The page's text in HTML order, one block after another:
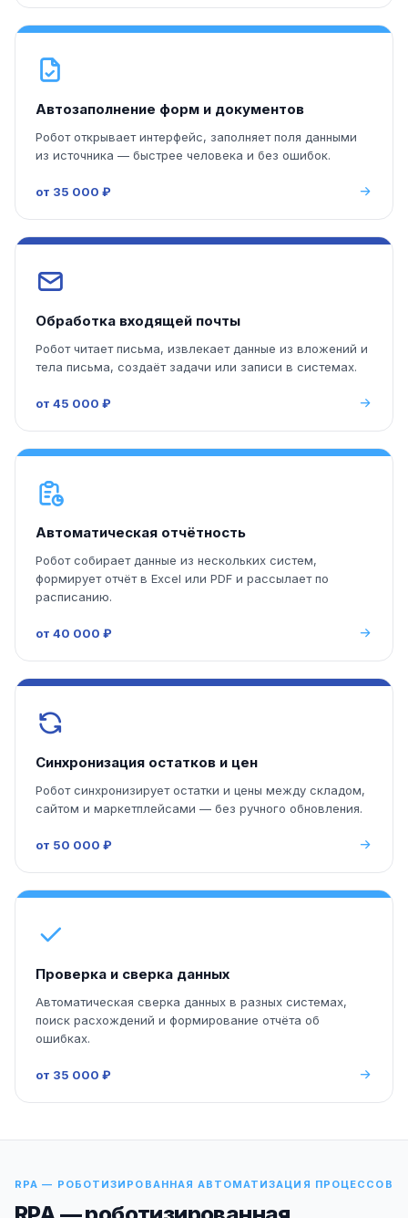
Автозаполнение форм и документов
Робот открывает интерфейс, заполняет поля данными
из источника — быстрее человека и без ошибок.
от 35 000 ₽
Обработка входящей почты
Робот читает письма, извлекает данные из вложений и
тела письма, создаёт задачи или записи в системах.
от 45 000 ₽
Автоматическая отчётность
Робот собирает данные из нескольких систем,
формирует отчёт в Excel или PDF и рассылает по
расписанию.
от 40 000 ₽
Синхронизация остатков и цен
Робот синхронизирует остатки и цены между складом,
сайтом и маркетплейсами — без ручного обновления.
от 50 000 ₽
Проверка и сверка данных
Автоматическая сверка данных в разных системах,
поиск расхождений и формирование отчёта об
ошибках.
от 35 000 ₽
RPA — РОБОТИЗИРОВАННАЯ АВТОМАТИЗАЦИЯ ПРОЦЕССОВ